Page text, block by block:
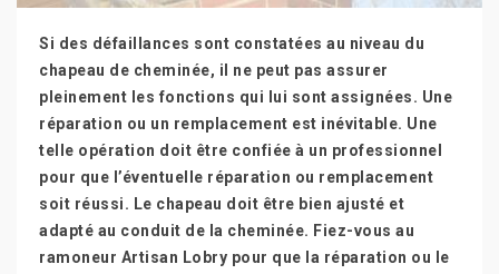
Si des défaillances sont constatées au niveau du
chapeau de cheminée, il ne peut pas assurer
pleinement les fonctions qui lui sont assignées. Une
réparation ou un remplacement est inévitable. Une
telle opération doit être confiée à un professionnel
pour que l’éventuelle réparation ou remplacement
soit réussi. Le chapeau doit être bien ajusté et
adapté au conduit de la cheminée. Fiez-vous au
ramoneur Artisan Lobry pour que la réparation ou le